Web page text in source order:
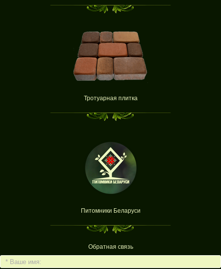
Тротуарная плитка
Питомники Беларуси
Обратная связь